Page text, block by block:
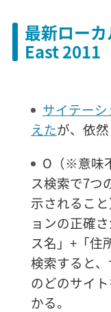
最新ロー
East 2011
サイテーシ
えたが、依
O（※意味
ス検索で7つ
示されるこ
ョンの正確
ス名」+「住
検索すると
のどのサイ
かる。